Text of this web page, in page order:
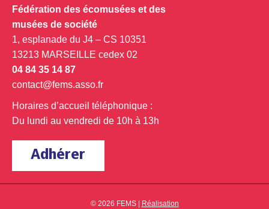
Fédération des écomusées et des
musées de société
1, esplanade du J4 – CS 10351
13213 MARSEILLE cedex 02
04 84 35 14 87
contact@fems.asso.fr
Horaires d’accueil téléphonique :
Du lundi au vendredi de 10h à 13h
Adhérer
© 2026 FEMS | Réalisation